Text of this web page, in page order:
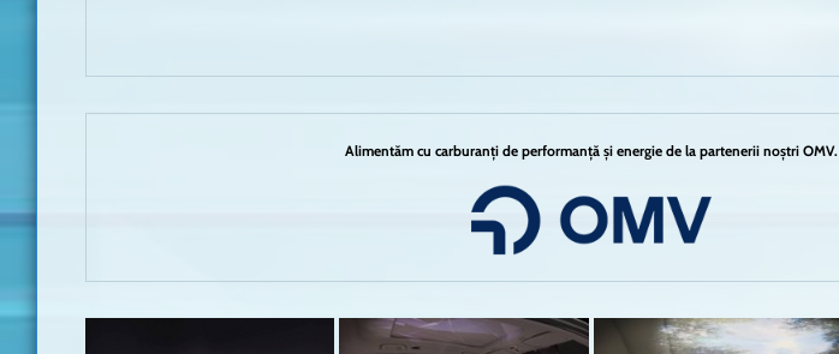
Alimentăm cu carburanți de performanță și energie de la partenerii noștri OMV.